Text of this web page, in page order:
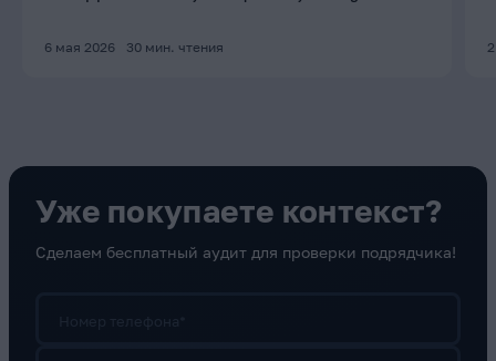
6 мая 2026 30 мин. чтения
Уже покупаете контекст?
Сделаем бесплатный аудит для проверки подрядчика!